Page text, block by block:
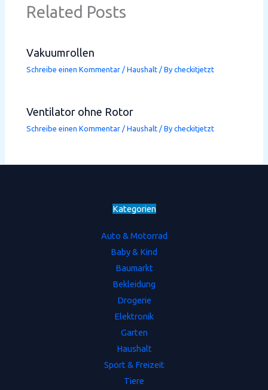
Related Posts
Vakuumrollen
Schreibe einen Kommentar /Haushalt / Bycheckitjetzt
Ventilator ohne Rotor
Schreibe einen Kommentar /Haushalt / Bycheckitjetzt
Kategorien
Auto & Motorrad
Baby & Kind
Baumarkt
Bekleidung
Drogerie
Elektronik
Garten
Haushalt
Sport & Freizeit
Tiere